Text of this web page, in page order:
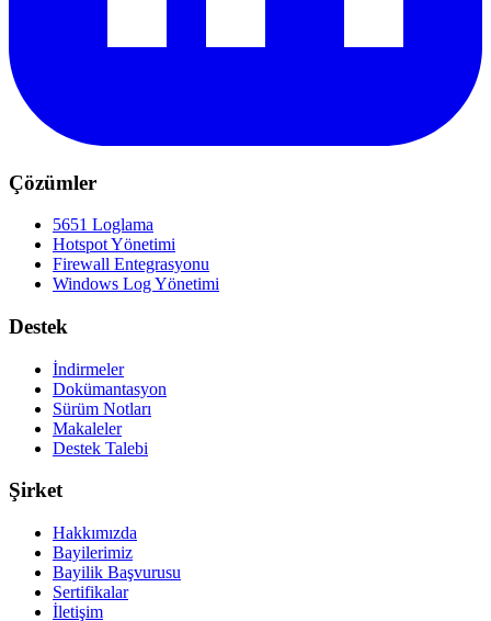
Çözümler
5651 Loglama
Hotspot Yönetimi
Firewall Entegrasyonu
Windows Log Yönetimi
Destek
İndirmeler
Dokümantasyon
Sürüm Notları
Makaleler
Destek Talebi
Şirket
Hakkımızda
Bayilerimiz
Bayilik Başvurusu
Sertifikalar
İletişim